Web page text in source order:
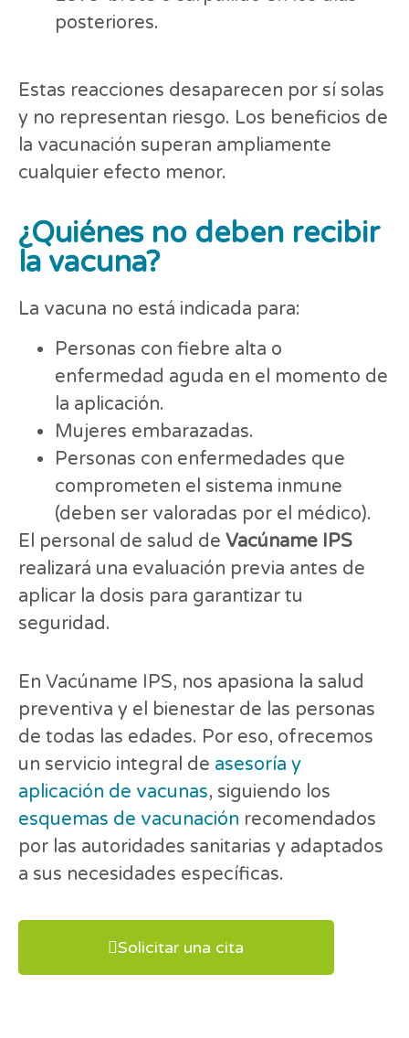
posteriores.
Estas reacciones desaparecen por sí solas
y no representan riesgo. Los beneficios de
la vacunación superan ampliamente
cualquier efecto menor.
¿Quiénes no deben recibir
la vacuna?
La vacuna no está indicada para:
Personas con fiebre alta o
enfermedad aguda en el momento de
la aplicación.
Mujeres embarazadas.
Personas con enfermedades que
comprometen el sistema inmune
(deben ser valoradas por el médico).
El personal de salud de Vacúname IPS
realizará una evaluación previa antes de
aplicar la dosis para garantizar tu
seguridad.
En Vacúname IPS, nos apasiona la salud
preventiva y el bienestar de las personas
de todas las edades. Por eso, ofrecemos
un servicio integral de asesoría y
aplicación de vacunas, siguiendo los
esquemas de vacunación recomendados
por las autoridades sanitarias y adaptados
a sus necesidades específicas.
Solicitar una cita